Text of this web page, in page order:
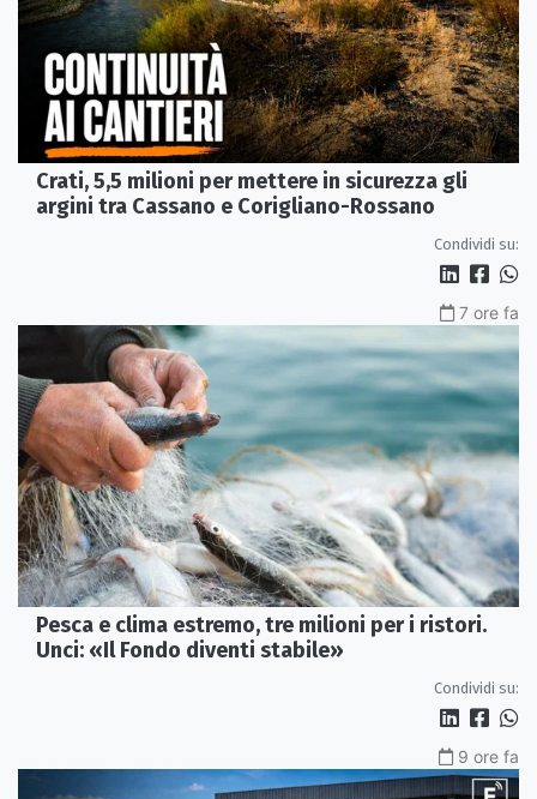
Crati, 5,5 milioni per mettere in sicurezza gli
argini tra Cassano e Corigliano-Rossano
Condividi su:
7 ore fa
Pesca e clima estremo, tre milioni per i ristori.
Unci: «Il Fondo diventi stabile»
Condividi su:
9 ore fa